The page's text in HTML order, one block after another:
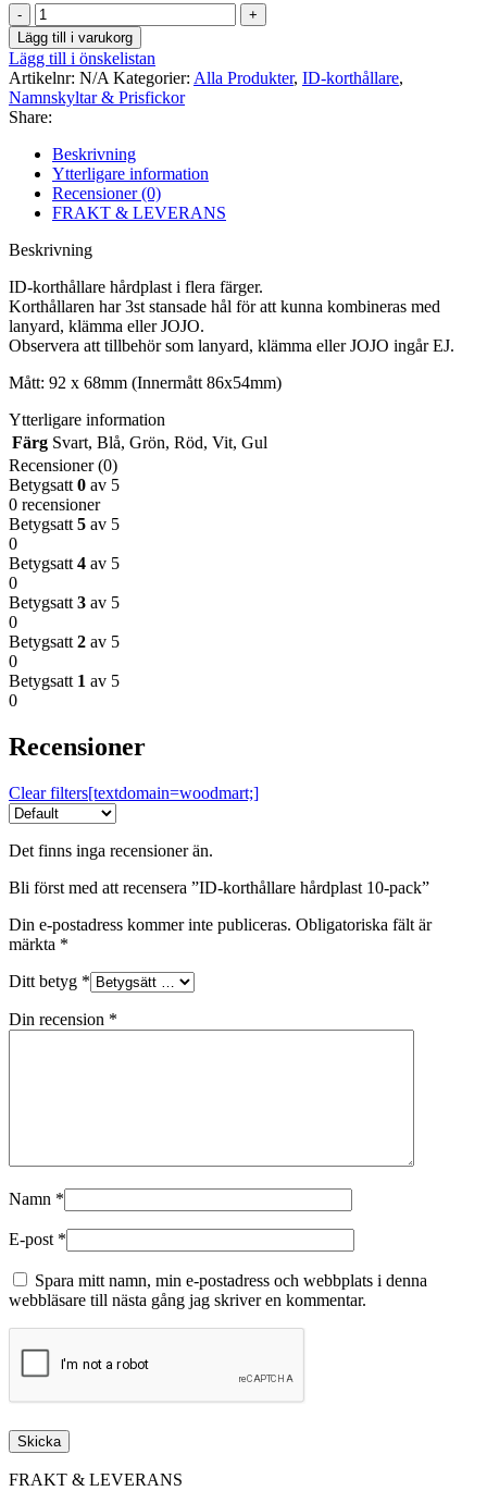
ID-
korthållare
hårdplast
10-
pack
mängd
Lägg till i varukorg
Lägg till i önskelistan
Artikelnr: N/A Kategorier: Alla Produkter, ID-korthållare,
Namnskyltar & Prisfickor
Share:
Beskrivning
Ytterligare information
Recensioner (0)
FRAKT & LEVERANS
Beskrivning
ID-korthållare hårdplast i flera färger.
Korthållaren har 3st stansade hål för att kunna kombineras med
lanyard, klämma eller JOJO.
Observera att tillbehör som lanyard, klämma eller JOJO ingår EJ.
Mått: 92 x 68mm (Innermått 86x54mm)
Ytterligare information
Färg Svart, Blå, Grön, Röd, Vit, Gul
Recensioner (0)
Betygsatt 0 av 5
0 recensioner
Betygsatt 5 av 5
0
Betygsatt 4 av 5
0
Betygsatt 3 av 5
0
Betygsatt 2 av 5
0
Betygsatt 1 av 5
0
Recensioner
Clear filters[textdomain=woodmart;]
Det finns inga recensioner än.
Bli först med att recensera ”ID-korthållare hårdplast 10-pack”
Din e-postadress kommer inte publiceras. Obligatoriska fält är
märkta *
Ditt betyg *
Din recension *
Namn *
E-post *
Spara mitt namn, min e-postadress och webbplats i denna
webbläsare till nästa gång jag skriver en kommentar.
FRAKT & LEVERANS